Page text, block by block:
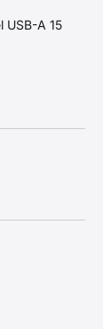
USB-A 15